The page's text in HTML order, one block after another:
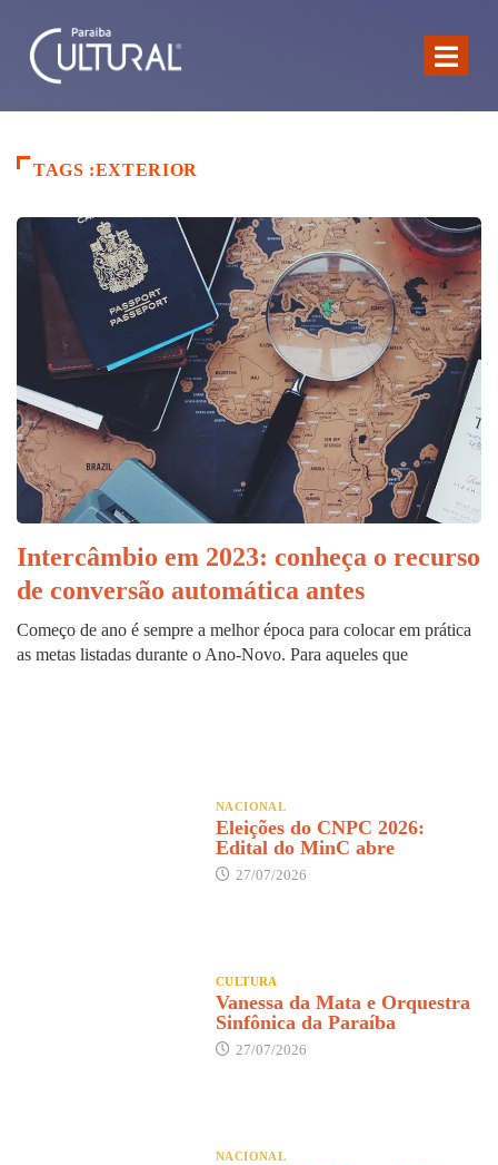
TAGS :EXTERIOR
Intercâmbio em 2023: conheça o recurso
de conversão automática antes
Começo de ano é sempre a melhor época para colocar em prática
as metas listadas durante o Ano-Novo. Para aqueles que
NACIONAL
Eleições do CNPC 2026:
Edital do MinC abre
27/07/2026
CULTURA
Vanessa da Mata e Orquestra
Sinfônica da Paraíba
27/07/2026
NACIONAL